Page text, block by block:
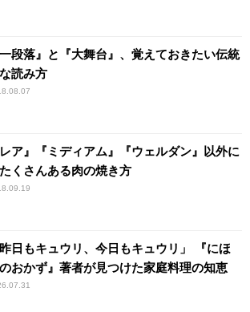
一段落』と『大舞台』、覚えておきたい伝統
読み方
レア』『ミディアム』『ウェルダン』以外に
くさんある肉の焼き方
昨日もキュウリ、今日もキュウリ」 『にほ
おかず』著者が見つけた家庭料理の知恵